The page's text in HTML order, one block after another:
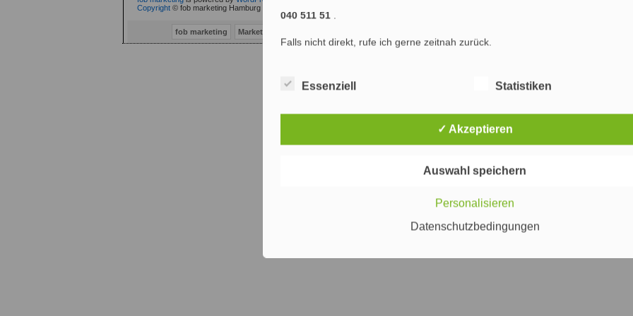
Copyright © fob marketing Hamburg (fob® 2002-2010) : Marketing & SEO Agentur Hamburg : Marketing, Online Marketing und
fob marketing Marketing Consulting Hamburg
040 511 51 .
Falls nicht direkt, rufe ich gerne zeitnah zurück.
Essenziell Statistiken
✓ Akzeptieren
Auswahl speichern
Personalisieren
Datenschutzbedingungen